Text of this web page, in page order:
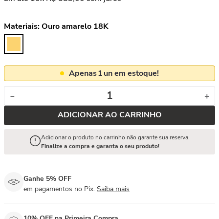
Materiais:Ouro amarelo 18K
Apenas1un em estoque!
＋
－
ADICIONAR AO CARRINHO
Adicionar o produto no carrinho não garante sua reserva.
Finalize a compra e garanta o seu produto!
Ganhe 5% OFF
em pagamentos no Pix. Saiba mais